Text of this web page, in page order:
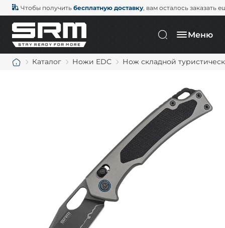
Чтобы получить бесплатную доставку, вам осталось заказать
Меню
Каталог Ножи EDC Нож складной